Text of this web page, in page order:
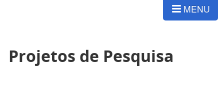
MENU
Projetos de Pesquisa